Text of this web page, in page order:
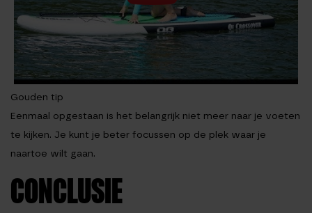
Gouden tip
Eenmaal opgestaan is het belangrijk niet meer naar je voeten
te kijken. Je kunt je beter focussen op de plek waar je
naartoe wilt gaan.
CONCLUSIE